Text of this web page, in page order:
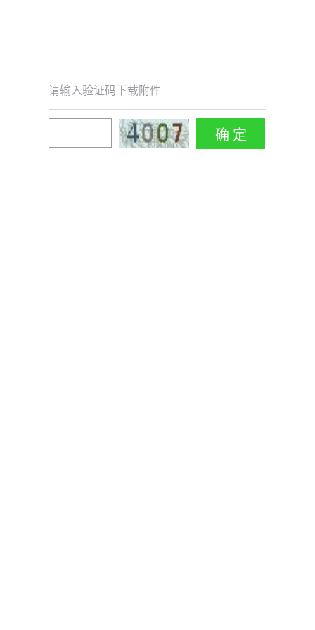
请输入验证码下载附件